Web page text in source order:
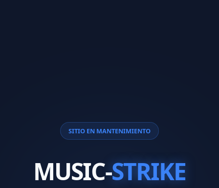
SITIO EN MANTENIMIENTO
MUSIC-STRIKE